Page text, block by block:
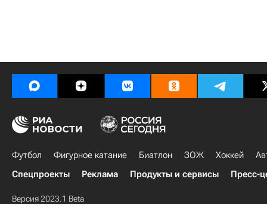
Футбол Фигурное катание Биатлон ЗОЖ Хоккей
Спецпроекты
Реклама Продукты и сервисы Пресс-
Версия 2023.1 Beta